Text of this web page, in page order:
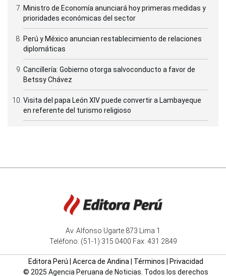
Ministro de Economía anunciará hoy primeras medidas y
prioridades económicas del sector
Perú y México anuncian restablecimiento de relaciones
diplomáticas
Cancillería: Gobierno otorga salvoconducto a favor de
Betssy Chávez
Visita del papa León XIV puede convertir a Lambayeque
en referente del turismo religioso
Av. Alfonso Ugarte 873 Lima 1
Teléfono: (51-1) 315 0400 Fax: 431 2849
Editora Perú Acerca de Andina Términos
Privacidad
© 2025 Agencia Peruana de Noticias. Todos los derechos